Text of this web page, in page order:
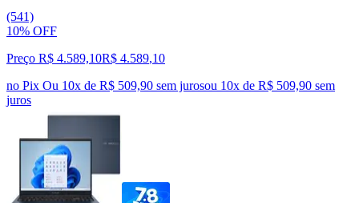
(541)
10% OFF
Preço R$ 4.589,10R$ 4.589,10
no Pix Ou 10x de R$ 509,90 sem jurosou 10x de R$ 509,90 sem
juros